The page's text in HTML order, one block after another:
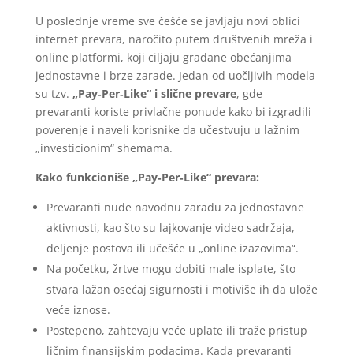
U poslednje vreme sve češće se javljaju novi oblici
internet prevara, naročito putem društvenih mreža i
online platformi, koji ciljaju građane obećanjima
jednostavne i brze zarade. Jedan od uočljivih modela
su tzv. „Pay‑Per‑Like“ i slične prevare, gde
prevaranti koriste privlačne ponude kako bi izgradili
poverenje i naveli korisnike da učestvuju u lažnim
„investicionim“ shemama.
Kako funkcioniše „Pay‑Per‑Like“ prevara:
Prevaranti nude navodnu zaradu za jednostavne
aktivnosti, kao što su lajkovanje video sadržaja,
deljenje postova ili učešće u „online izazovima“.
Na početku, žrtve mogu dobiti male isplate, što
stvara lažan osećaj sigurnosti i motiviše ih da ulože
veće iznose.
Postepeno, zahtevaju veće uplate ili traže pristup
ličnim finansijskim podacima. Kada prevaranti